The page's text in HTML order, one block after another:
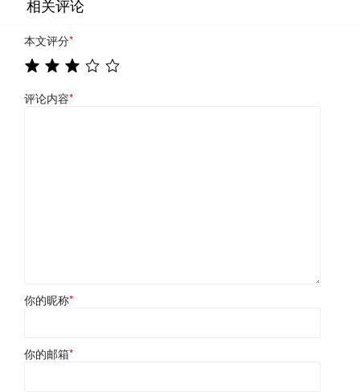
相关评论
本文评分*
评论内容*
你的昵称*
你的邮箱*